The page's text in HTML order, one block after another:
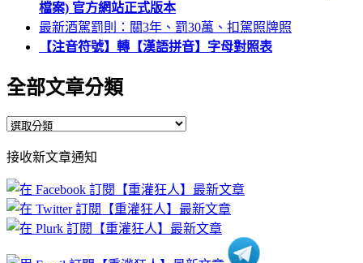
檔案) 官方網站正式版本
最新酒駕罰則：關3年、罰30萬、扣駕照牌照
【注音符號】轉【漢語拼音】字母對照表
全部文章分類
全
文
章
分
類
接收新文章通知